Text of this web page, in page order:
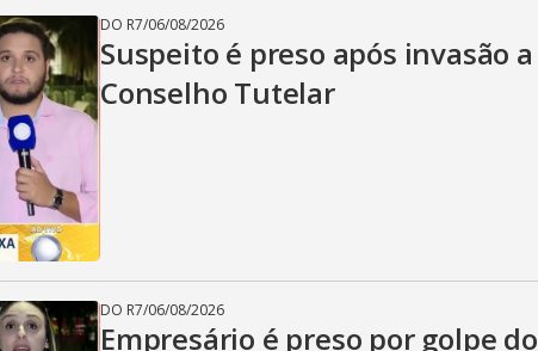
DO R7/06/08/2026
Suspeito é preso após invasão a
Conselho Tutelar
DO R7/06/08/2026
Empresário é preso por golpe do